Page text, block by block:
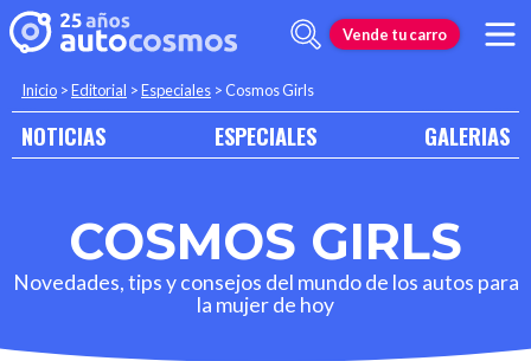
Vende tu carro
Inicio >Editorial >Especiales >Cosmos Girls
NOTICIAS ESPECIALES GALERIAS
COSMOS GIRLS
Novedades, tips y consejos del mundo de los autos para
la mujer de hoy